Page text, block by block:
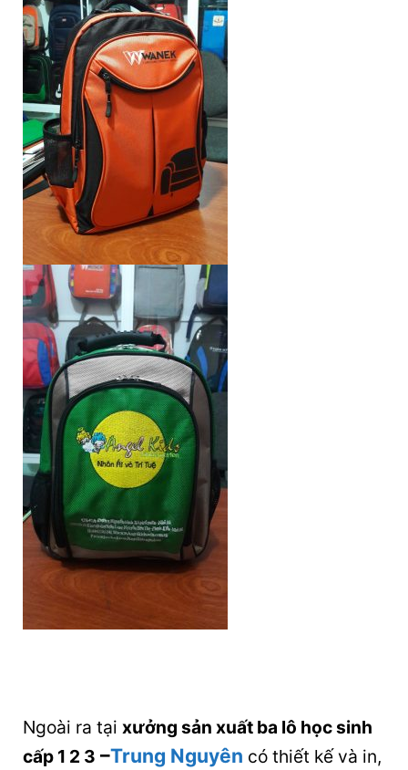
Ngoài ra tại xưởng sản xuất ba lô học sinh
cấp 1 2 3 –Trung Nguyên có thiết kế và in,